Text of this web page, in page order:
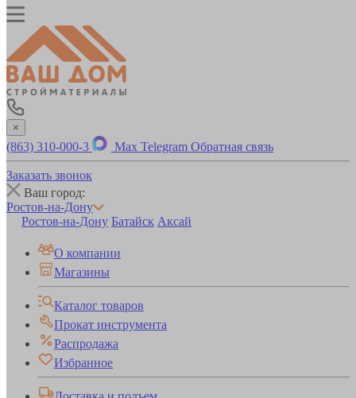
×
(863) 310-000-3 Max Telegram Обратная связь
Заказать звонок
Ваш город:
Ростов-на-Дону
Ростов-на-Дону Батайск Аксай
О компании
Магазины
Каталог товаров
Прокат инструмента
Распродажа
Избранное